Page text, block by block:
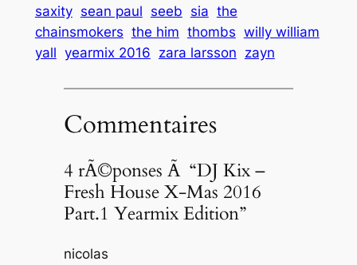
saxity sean paul seeb sia the
chainsmokers the him thombs willy william
yall yearmix 2016 zara larsson zayn
Commentaires
4 rÃ©ponses Ã “DJ Kix –
Fresh House X-Mas 2016
Part.1 Yearmix Edition”
nicolas